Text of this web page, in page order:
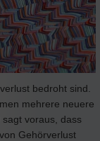
bedroht sind.
mehrere neuere
voraus, dass
Gehörverlust